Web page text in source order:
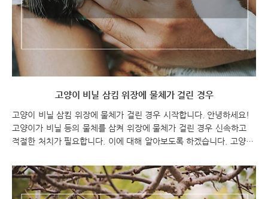
고양이 비닐 삼킴 위장에 물체가 걸린 경우
고양이 비닐 삼킴 위장에 물체가 걸린 경우 시작합니다. 안녕하세요!
고양이가 비닐 등의 물체를 삼켜 위장에 물체가 걸린 경우 신속하고
적절한 처치가 필요합니다. 이에 대해 알아보도록 하겠습니다. 고양이
킴 위장에 물체 고양이 비닐 삼킴 위장에 물체가 걸린 경우 여러 증상
에 대해 알아보겠습니다. 고양이가 비닐과 같은 물체를 삼켰을 때, 물
체가 위장에 걸린 경우, 다음과 같은 증상들이 나타날 수 있습니다. 구